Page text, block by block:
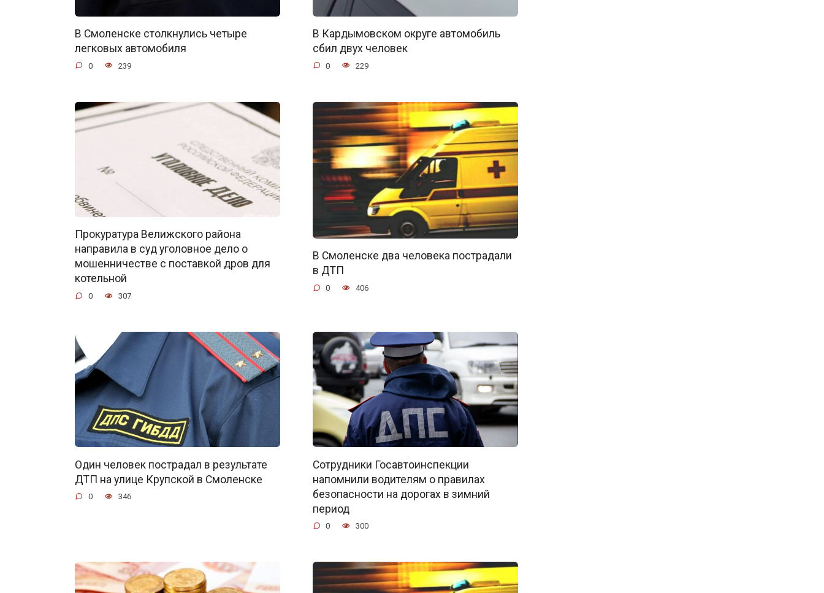
В Смоленске столкнулись четыре
легковых автомобиля
0 239
В Кардымовском округе автомобиль
сбил двух человек
0 229
Прокуратура Велижского района
направила в суд уголовное дело о
мошенничестве с поставкой дров для
котельной
0 307
В Смоленске два человека пострадали
в ДТП
0 406
Один человек пострадал в результате
ДТП на улице Крупской в Смоленске
0 346
Сотрудники Госавтоинспекции
напомнили водителям о правилах
безопасности на дорогах в зимний
период
0 300